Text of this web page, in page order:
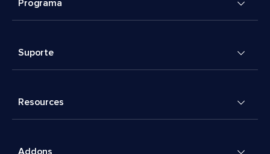
Programa
Suporte
Resources
Addons